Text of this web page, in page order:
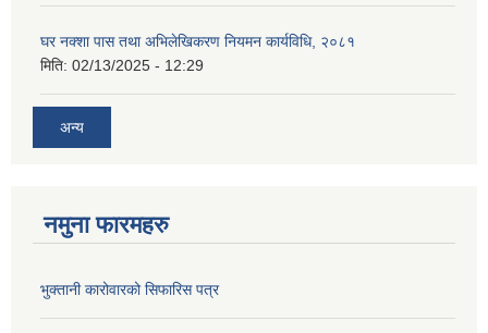
घर नक्शा पास तथा अभिलेखिकरण नियमन कार्यविधि, २०८१
मिति: 02/13/2025 - 12:29
अन्य
नमुना फारमहरु
भुक्तानी कारोवारको सिफारिस पत्र